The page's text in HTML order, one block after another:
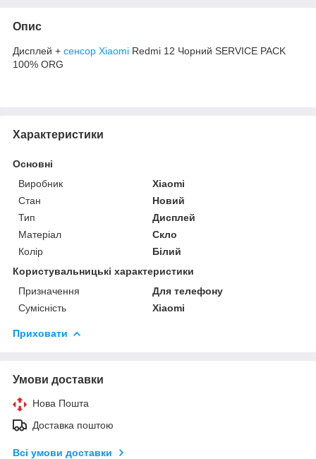
Опис
Дисплей + сенсор Xiaomi Redmi 12 Чорний SERVICE PACK
100% ORG
Характеристики
Основні
Виробник
Xiaomi
Стан
Новий
Тип
Дисплей
Матеріал
Скло
Колір
Білий
Користувальницькі характеристики
Призначення
Для телефону
Сумісність
Xiaomi
Приховати
Умови доставки
Нова Пошта
Доставка поштою
Всі умови доставки